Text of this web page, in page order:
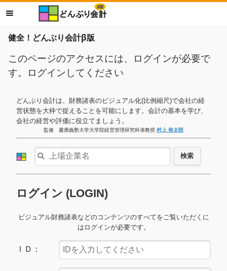
健全！どんぶり会計β版
このページのアクセスには、ログインが必要で
す。ログインしてください
どんぶり会計は、財務諸表のビジュアル化(比例縮尺)で会社の経
営状態を大枠で捉えることを可能にします。会計の基本を学び、
会社の経営や評価に役立てましょう。
監修 慶應義塾大学大学院経営管理研究科准教授 村上 裕太郎
検索
ログイン (LOGIN)
ビジュアル財務諸表などのコンテンツのすべてをご覧いただくに
はログインが必要です。
ＩＤ：